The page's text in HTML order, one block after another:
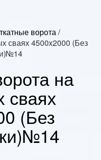
ворота/
сваях 4500x2000 (Без
на
сваях
(Без